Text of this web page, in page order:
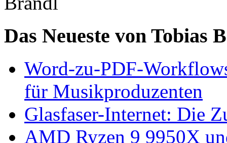
Das Neueste von Tobias
Word-zu-PDF-
für Musikproduzenten
Glasfaser-Internet: Die
AMD Ryzen 9 9950X